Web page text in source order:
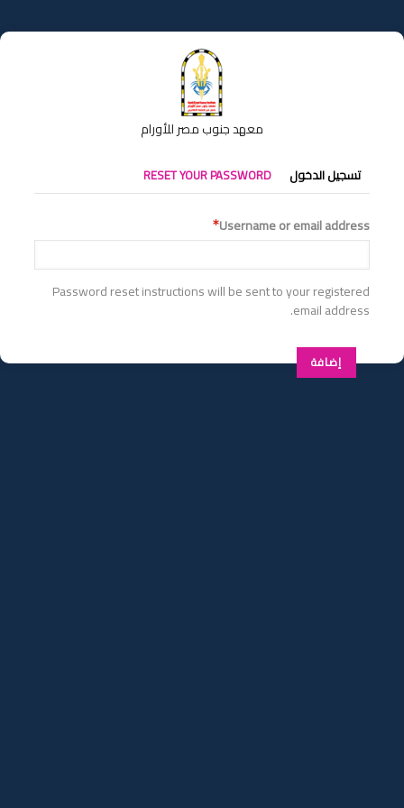
إلى
المحتوى
معهد جنوب مصر للأورام
التبويبات
الأساسية
تسجيل الدخول RESET YOUR PASSWORD
Username or email address
Password reset instructions will be sent to your registered
email address.